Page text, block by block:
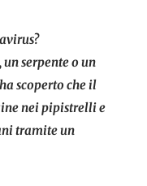
serpente o un
scoperto che il
nei pipistrelli e
tramite un